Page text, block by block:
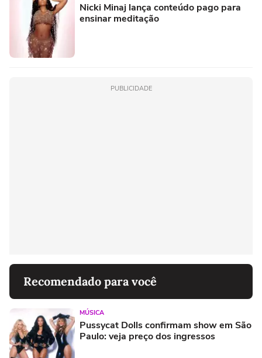
Nicki Minaj lança conteúdo pago para
ensinar meditação
PUBLICIDADE
Recomendado para você
MÚSICA
Pussycat Dolls confirmam show em São
Paulo: veja preço dos ingressos